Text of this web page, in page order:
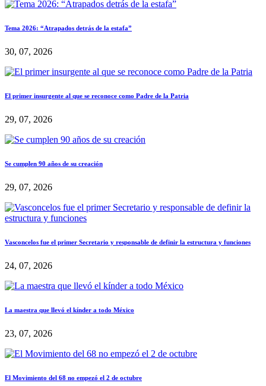
Tema 2026: “Atrapados detrás de la estafa”
30, 07, 2026
El primer insurgente al que se reconoce como Padre de la Patria
29, 07, 2026
Se cumplen 90 años de su creación
29, 07, 2026
Vasconcelos fue el primer Secretario y responsable de definir la estructura y funciones
24, 07, 2026
La maestra que llevó el kínder a todo México
23, 07, 2026
El Movimiento del 68 no empezó el 2 de octubre